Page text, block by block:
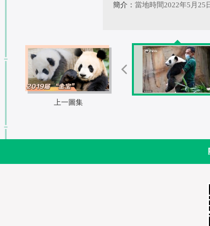
簡介： 當地時間2022年5月25
上一圖集